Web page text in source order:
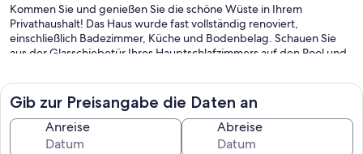
Kommen Sie und genießen Sie die schöne Wüste in Ihrem
Privathaushalt! Das Haus wurde fast vollständig renoviert,
einschließlich Badezimmer, Küche und Bodenbelag. Schauen Sie
aus der Glasschiebetür Ihres Hauptschlafzimmers auf den Pool und
Gästezimmer. Das Hauptschlafzimmer, ein Gästezimmer und das
Wohnzimmer verfügen über Fernseher. Der Hinterhof ist eine
angenehme Oase mit Sitzgelegenheiten, Flößen und einem
eingezäunten privaten Garten.
Gib zur Preisangabe die Daten an
Anreise Abreise